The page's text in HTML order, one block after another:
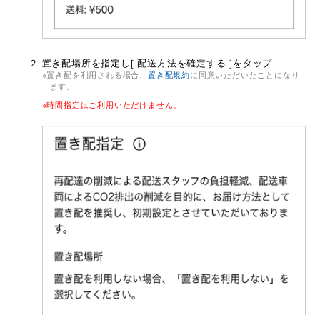
置き配場所を指定し[ 配送方法を確定する ]をタップ
置き配を利用される場合、 置き配規約に同意いただいたことになり
ます。
時間指定はご利用いただけません。